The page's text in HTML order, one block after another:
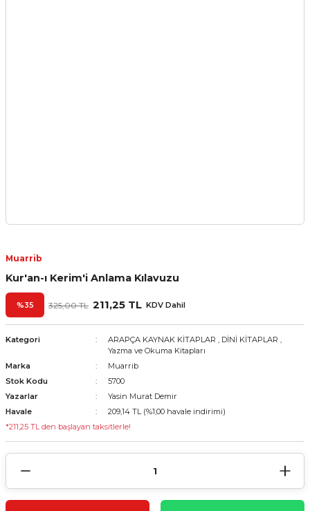
Muarrib
Kur'an-ı Kerim'i Anlama Kılavuzu
%35 325,00 TL 211,25 TL KDV Dahil
Kategori ARAPÇA KAYNAK KİTAPLAR , DİNİ KİTAPLAR ,
Yazma ve Okuma Kitapları
Marka
Muarrib
Stok Kodu
5700
Yazarlar
Yasin Murat Demir
Havale
209,14 TL (%1,00 havale indirimi)
*211,25 TL den başlayan taksitlerle!